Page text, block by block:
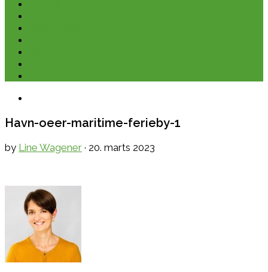
Havn-oeer-maritime-ferieby-1
by Line Wagener · 20. marts 2023